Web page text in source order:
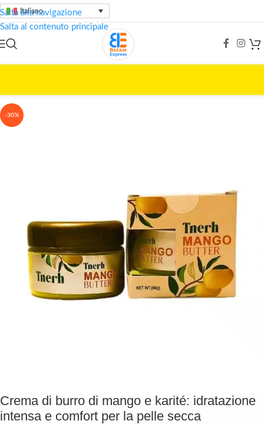
Salta alla navigazione
Salta al contenuto principale
Italiano
-30%
Crema di burro di mango e karité: idratazione
intensa e comfort per la pelle secca